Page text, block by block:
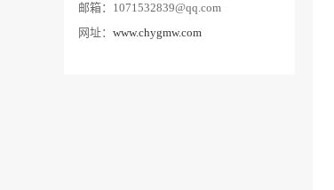
邮箱：1071532839@qq.com
网址： www.chygmw.com